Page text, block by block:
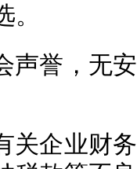
声誉，无
关企业财